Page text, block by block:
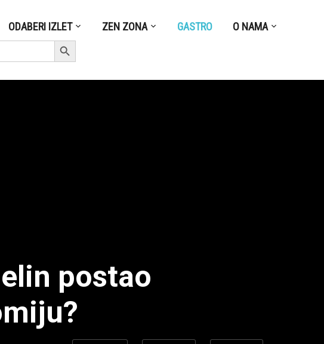
ODABERI IZLET ZEN ZONA GASTRO O NAMA
Search Button
postao